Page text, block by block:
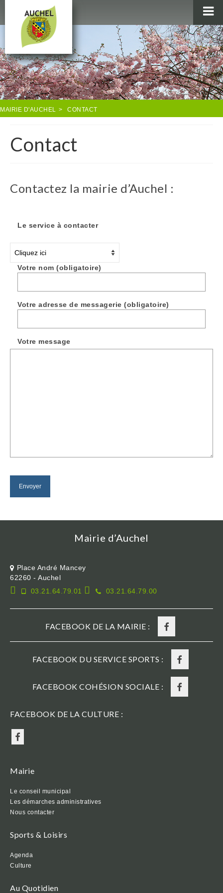
MAIRIE
AU QUOTIDIEN
AGENDA & LOISIRS
AUCHEL EN IMAGES
MAIRIE D'AUCHEL > CONTACT
Contact
Contactez la mairie d’Auchel :
Le service à contacter
Votre nom (obligatoire)
Votre adresse de messagerie (obligatoire)
Votre message
Mairie d’Auchel
Place André Mancey
62260 - Auchel
03.21.64.79.01
03.21.64.79.00
FACEBOOK DE LA MAIRIE :
FACEBOOK DU SERVICE SPORTS :
FACEBOOK COHÉSION SOCIALE :
FACEBOOK DE LA CULTURE :
Mairie
Le conseil municipal
Les démarches administratives
Nous contacter
Sports & Loisirs
Agenda
Culture
Au Quotidien